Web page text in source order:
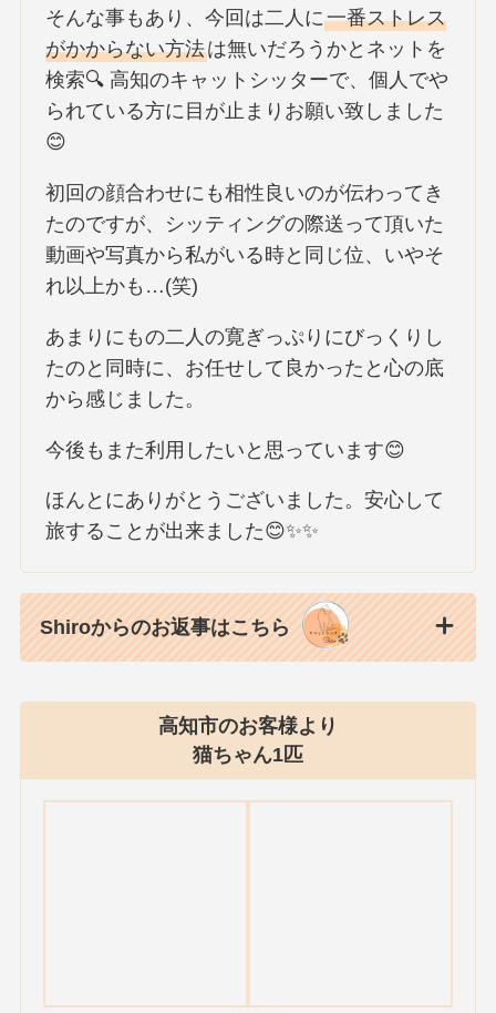
そんな事もあり、今回は二人に一番ストレス
がかからない方法は無いだろうかとネットを
検索🔍 高知のキャットシッターで、個人でや
られている方に目が止まりお願い致しました
😊
初回の顔合わせにも相性良いのが伝わってき
たのですが、シッティングの際送って頂いた
動画や写真から私がいる時と同じ位、いやそ
れ以上かも…(笑)
あまりにもの二人の寛ぎっぷりにびっくりし
たのと同時に、お任せして良かったと心の底
から感じました。
今後もまた利用したいと思っています😊
ほんとにありがとうございました。安心して
旅することが出来ました😊✨✨
Shiroからのお返事はこちら
高知市のお客様より
猫ちゃん1匹